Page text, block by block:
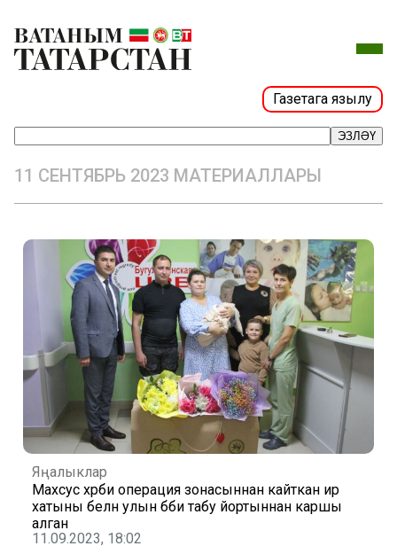
Газетага язылу
ЭЗЛӘҮ
11 СЕНТЯБРЬ 2023 МАТЕРИАЛЛАРЫ
Яңалыклар
Махсус хәрби операция зонасыннан кайткан ир
хатыны белән улын бәби табу йортыннан каршы
алган
11.09.2023, 18:02